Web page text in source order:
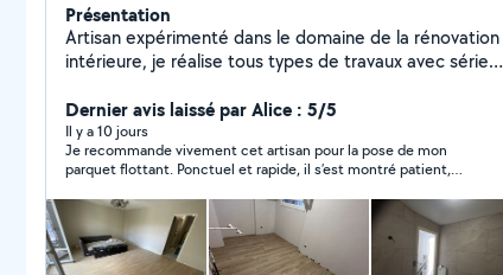
Présentation
Artisan expérimenté dans le domaine de la rénovation
intérieure, je réalise tous types de travaux avec sérieux
(placo), peinture, pose de parquet et carrelage. Fort
d'une solide expérience, je garantis un travail soigné,
propre et durable, avec une finition de haute qualité.
J'accorde une grande importance aux détails, au
respect des délais et à la satisfaction du client. Tarifs
compétitifs et adaptés à chaque projet. Devis rapide
et gratuit.
Dernier avis laissé par Alice : 5/5
Il y a 10 jours
Je recommande vivement cet artisan pour la pose de mon
parquet flottant. Ponctuel et rapide, il s’est montré patient,
toujours très à l’écoute de mes besoins et de mes questions.
Le travail est soigné et le rapport qualité-prix excellent. Je
n’hésiterai pas une seconde à refaire appel à lui pour de futurs
travaux. Merci encore !